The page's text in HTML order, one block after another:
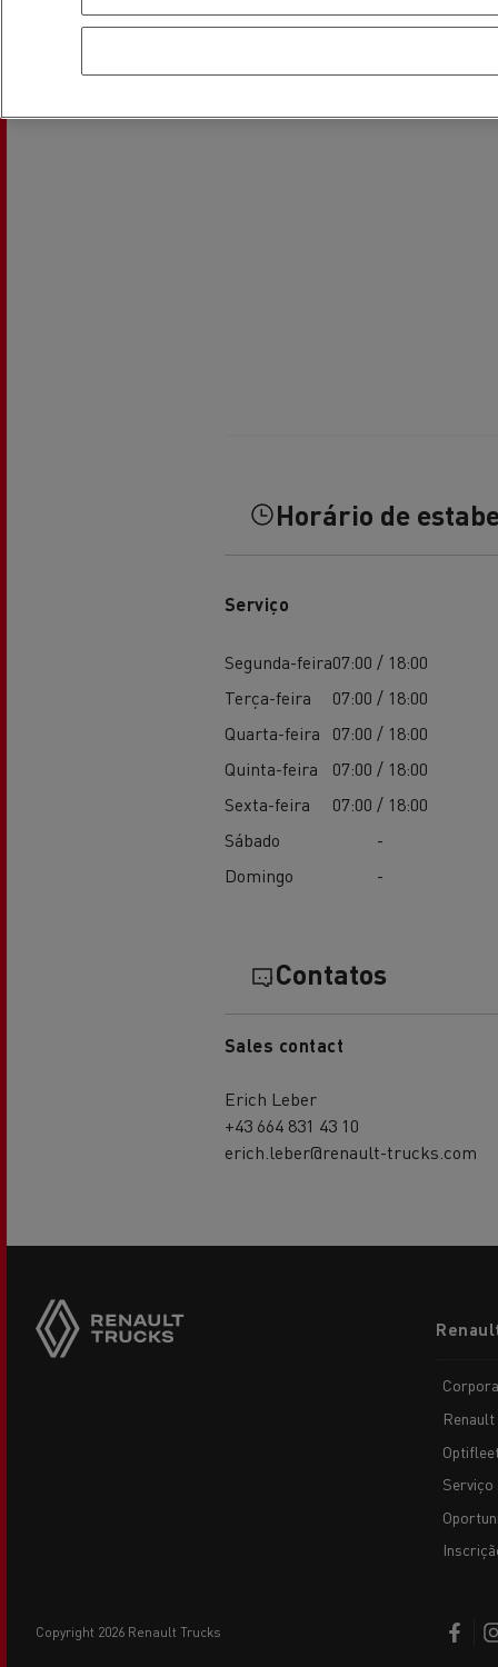
Horário de
Serviço
Segunda-feira07:00 / 18:00
Terça-feira
07:00 / 18:00
Quarta-feira
07:00 / 18:00
Quinta-feira
07:00 / 18:00
Sexta-feira
07:00 / 18:00
Sábado
-
Domingo
-
Contatos
Sales contact
Erich Leber
+43 664 831 43 10
erich.leber@renault-trucks.com
copyright 2026 Renault Trucks
menu
Serviço